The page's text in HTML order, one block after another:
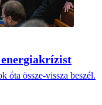
energiakrízist
óta össze-vissza beszél.